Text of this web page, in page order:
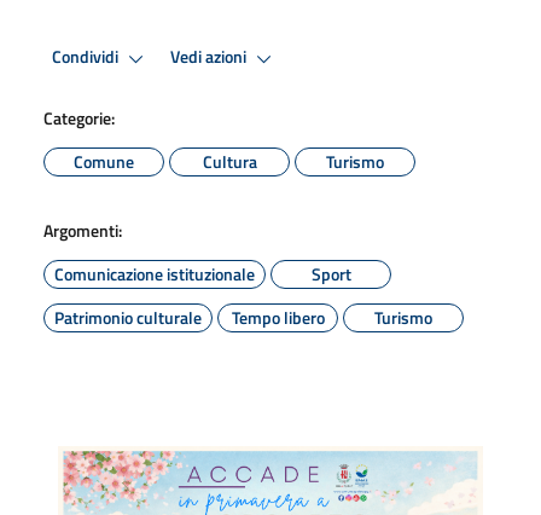
Condividi Vedi azioni
Categorie:
Comune
Cultura Turismo
Argomenti:
Comunicazione istituzionale
Sport
Patrimonio culturale
Tempo libero Turismo